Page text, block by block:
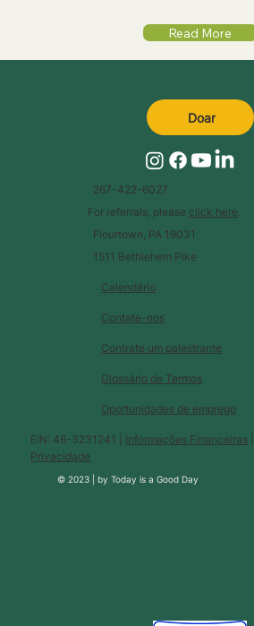
Read More
Calendário
Glossário de Termos
Contate-nos
Contrate um palestrante
Oportunidades de emprego
EIN: 46-3231241 | Informações Financeiras
Privacidade
© 2023 |byToday is a Good Day
267-422-6027
For referrals, please click here.
Flourtown, PA 19031
1511 Bethlehem Pike
Doar